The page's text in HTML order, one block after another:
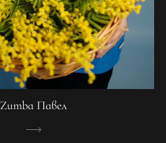
Zumba Павел